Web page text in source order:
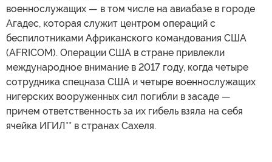
военнослужащих — в том числе на авиабазе в городе
Агадес, которая служит центром операций с
беспилотниками Африканского командования США
(AFRICOM). Операции США в стране привлекли
международное внимание в 2017 году, когда четыре
сотрудника спецназа США и четыре военнослужащих
нигерских вооруженных сил погибли в засаде —
причем ответственность за их гибель взяла на себя
ячейка ИГИЛ** в странах Сахеля.